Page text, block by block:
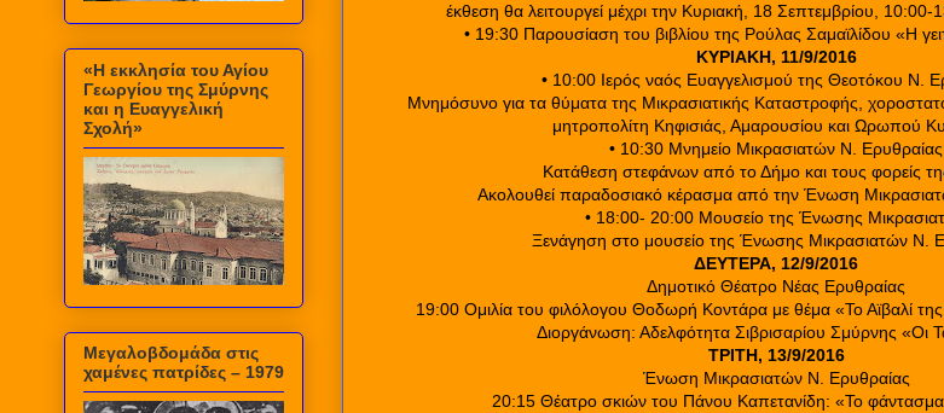
έκθεση θα λειτουργεί μέχρι την Κυριακή, 18 Σεπτεμβρίου,
• 19:30 Παρουσίαση του βιβλίου της Ρούλας Σαμαϊλίδου «Η
ΚΥΡΙΑΚΗ, 11/9/2016
• 10:00 Ιερός ναός Ευαγγελισμού της Θεοτόκου Ν.
Μνημόσυνο για τα θύματα της Μικρασιατικής Καταστροφής,
μητροπολίτη Κηφισιάς, Αμαρουσίου και Ωρωπού
• 10:30 Μνημείο Μικρασιατών Ν. Ερυθραίας
Κατάθεση στεφάνων από το Δήμο και τους φορείς
Ακολουθεί παραδοσιακό κέρασμα από την Ένωση
• 18:00- 20:00 Μουσείο της Ένωσης
Ξενάγηση στο μουσείο της Ένωσης Μικρασιατών Ν.
ΔΕΥΤΕΡΑ, 12/9/2016
Δημοτικό Θέατρο Νέας Ερυθραίας
19:00 Ομιλία του φιλόλογου Θοδωρή Κοντάρα με θέμα «Το Αϊβαλί
Διοργάνωση: Αδελφότητα Σιβρισαρίου Σμύρνης «Οι
ΤΡΙΤΗ, 13/9/2016
Ένωση Μικρασιατών Ν. Ερυθραίας
20:15 Θέατρο σκιών του Πάνου Καπετανίδη: «Το
«Η εκκλησία του Αγίου
Γεωργίου της Σμύρνης
και η Ευαγγελική
Σχολή»
Μεγαλοβδομάδα στις
χαμένες πατρίδες – 1979